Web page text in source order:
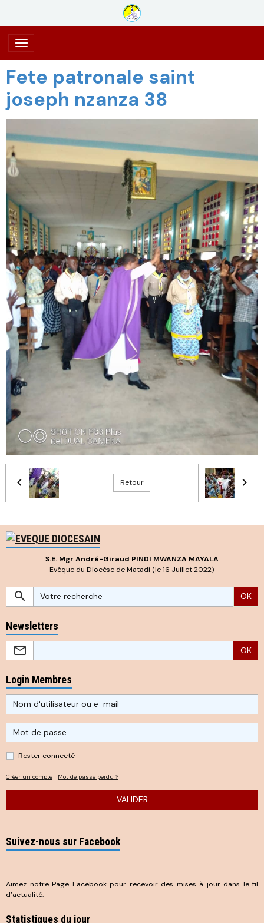
Fete patronale saint
joseph nzanza 38
Retour
S.E. Mgr André-Giraud PINDI MWANZA MAYALA
Evêque du Diocèse de Matadi (le 16 Juillet 2022)
OK
Newsletters
OK
Login Membres
Rester connecté
Créer un compte | Mot de passe perdu ?
VALIDER
Suivez-nous sur Facebook
Aimez notre Page Facebook pour recevoir des mises à jour dans le fil
d’actualité.
Statistiques du jour